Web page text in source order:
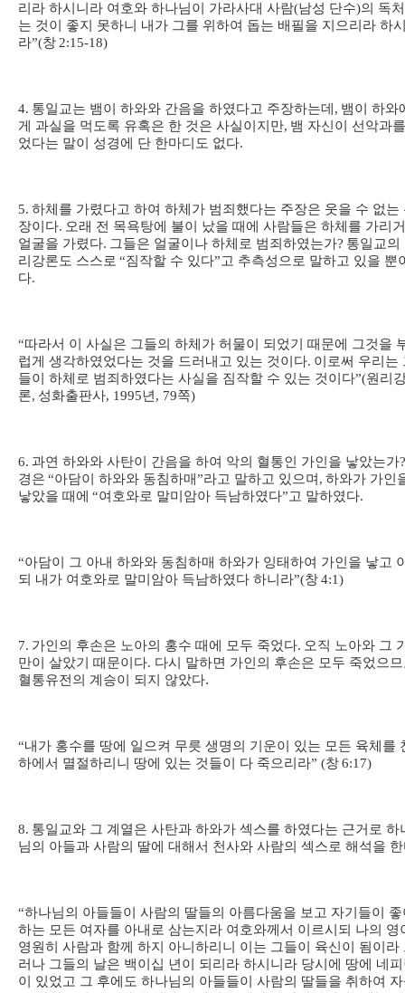
리라 하시니라 여호와 하나님이 가라사대 사람(남성 단수)의 독
는 것이 좋지 못하니 내가 그를 위하여 돕는 배필을 지으리라 하
라”(창 2:15-18)
4. 통일교는 뱀이 하와와 간음을 하였다고 주장하는데 , 뱀이 하와
게 과실을 먹도록 유혹은 한 것은 사실이지만, 뱀 자신이 선악과
었다는 말이 성경에 단 한마디도 없다.
5. 하체를 가렸다고 하여 하체가 범죄했다는 주장은 웃을 수 없는
장이다. 오래 전 목욕탕에 불이 났을 때에 사람들은 하체를 가리
얼굴을 가렸다. 그들은 얼굴이나 하체로 범죄하였는가? 통일교의
리강론도 스스로 “짐작할 수 있다”고 추측성으로 말하고 있을 뿐
다.
“따라서 이 사실은 그들의 하체가 허물이 되었기 때문에 그것을
럽게 생각하였었다는 것을 드러내고 있는 것이다. 이로써 우리는
들이 하체로 범죄하였다는 사실을 짐작할 수 있는 것이다”(원리
론, 성화출판사, 1995년 , 79쪽)
6. 과연 하와와 사탄이 간음을 하여 악의 혈통인 가인을 낳았는가?
경은 “아담이 하와와 동침하매”라고 말하고 있으며 , 하와가 가인
낳았을 때에 “여호와로 말미암아 득남하였다”고 말하였다.
“아담이 그 아내 하와와 동침하매 하와가 잉태하여 가인을 낳고
되 내가 여호와로 말미암아 득남하였다 하니라”(창4:1)
7. 가인의 후손은 노아의 홍수 때에 모두 죽었다. 오직 노아와 그
만이 살았기 때문이다. 다시 말하면 가인의 후손은 모두 죽었으
혈통유전의 계승이 되지 않았다.
“내가 홍수를 땅에 일으켜 무릇 생명의 기운이 있는 모든 육체를
하에서 멸절하리니 땅에 있는 것들이 다 죽으리라” (창6:17)
8. 통일교와 그 계열은 사탄과 하와가 섹스를 하였다는 근거로 하
님의 아들과 사람의 딸에 대해서 천사와 사람의 섹스로 해석을
“하나님의 아들들이 사람의 딸들의 아름다움을 보고 자기들이 좋
하는 모든 여자를 아내로 삼는지라 여호와께서 이르시되 나의 영
영원히 사람과 함께 하지 아니하리니 이는 그들이 육신이 됨이라
러나 그들의 날은 백이십 년이 되리라 하시니라 당시에 땅에 네
이 있었고 그 후에도 하나님의 아들들이 사람의 딸들을 취하여